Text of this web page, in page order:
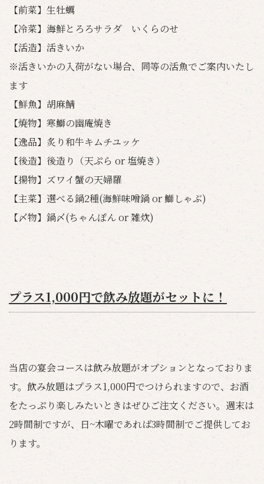
【前菜】生牡蠣
【冷菜】海鮮とろろサラダ いくらのせ
【活造】活きいか
※活きいかの入荷がない場合、同等の活魚でご案内いたし
ます
【鮮魚】胡麻鯖
【焼物】寒鰤の幽庵焼き
【逸品】炙り和牛キムチユッケ
【後造】後造り（天ぷら or 塩焼き）
【揚物】ズワイ蟹の天婦羅
【主菜】選べる鍋2種(海鮮味噌鍋 or 鰤しゃぶ)
【〆物】鍋〆(ちゃんぽん or 雑炊)
プラス1,000円で飲み放題がセットに！
当店の宴会コースは飲み放題がオプションとなっておりま
す。飲み放題はプラス1,000円でつけられますので、お酒
をたっぷり楽しみたいときはぜひご注文ください。週末は
2時間制ですが、日~木曜であれば3時間制でご提供してお
ります。